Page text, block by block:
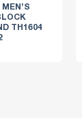
TH1604